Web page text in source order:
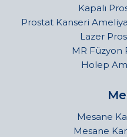
Kapalı
Prostat Kanseri
Lazer
MR Füzyon
Holep
Mesane
Mesane